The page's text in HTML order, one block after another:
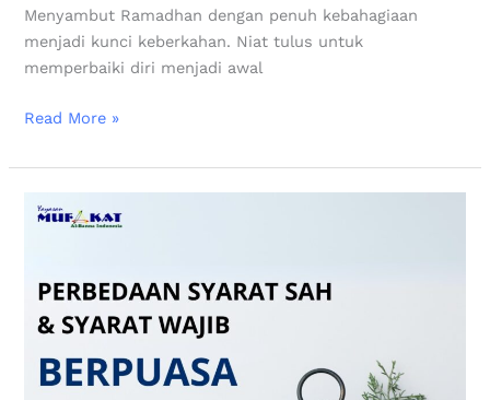
Menyambut Ramadhan dengan penuh kebahagiaan
menjadi kunci keberkahan. Niat tulus untuk
memperbaiki diri menjadi awal
Read More »
Perbedaan
Syarat
dan
sah
puasa
Ramadhan